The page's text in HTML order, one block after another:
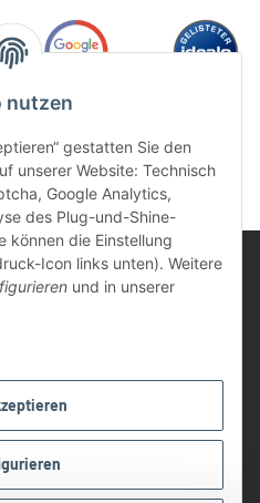
nutzen
gestatten Sie den
unserer Website: Technisch
Google Analytics,
des Plug-und-Shine-
können die Einstellung
Icon links unten). Weitere
und in unserer
des Herstellers für
innerhalb Deutschlands
dass es es sich um echte